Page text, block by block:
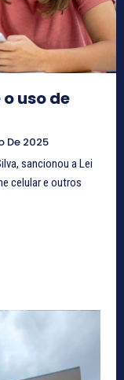
uso de
De 2025
sancionou a Lei
celular e outros